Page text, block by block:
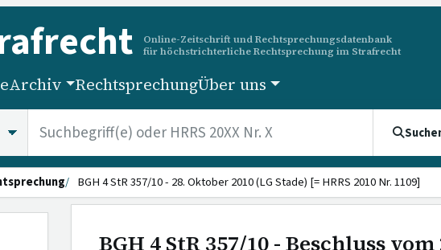
Online-Zeitschrift und Rechtsprechungsdatenbank
für höchstrichterliche Rechtsprechung im Strafrecht
Archiv RechtsprechungÜber uns
BGH 4 StR 357/10 - 28. Oktober 2010 (LG Stade) [= HRRS 2010 Nr. 1109]
BGH 4 StR 357/10 - Beschluss